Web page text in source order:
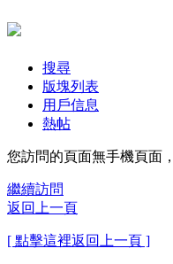
搜尋
版塊列表
用戶信息
熱帖
您訪問的頁面無手機頁面
繼續訪問
返回上一頁
[ 點擊這裡返回上一頁 ]